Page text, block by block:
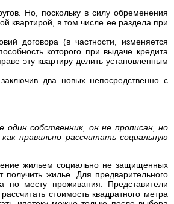
Но, поскольку в силу обременения
квартирой, в том числе ее раздела при
договора (в частности, изменяется
которого при выдаче кредита
эту квартиру делить установленным
два новых непосредственно с
собственник, он не прописан, но
правильно рассчитать социальную
жильем социально не защищенных
жилье. Для предварительного
по месту проживания. Представители
стоимость квадратного метра